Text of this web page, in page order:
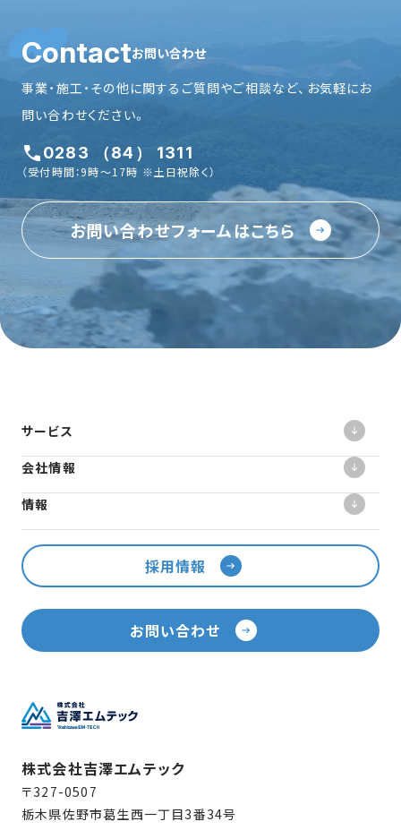
Contactお問い合わせ
事業・施工・その他に関するご質問やご相談など、お気軽にお
問い合わせください。
0283 （84） 1311
（受付時間：9時〜17時 ※土日祝除く）
お問い合わせフォームはこちら
株式会社吉澤エムテック
〒327-0507
栃木県佐野市葛生西一丁目3番34号
サービス
会社情報
情報
採用情報
お問い合わせ